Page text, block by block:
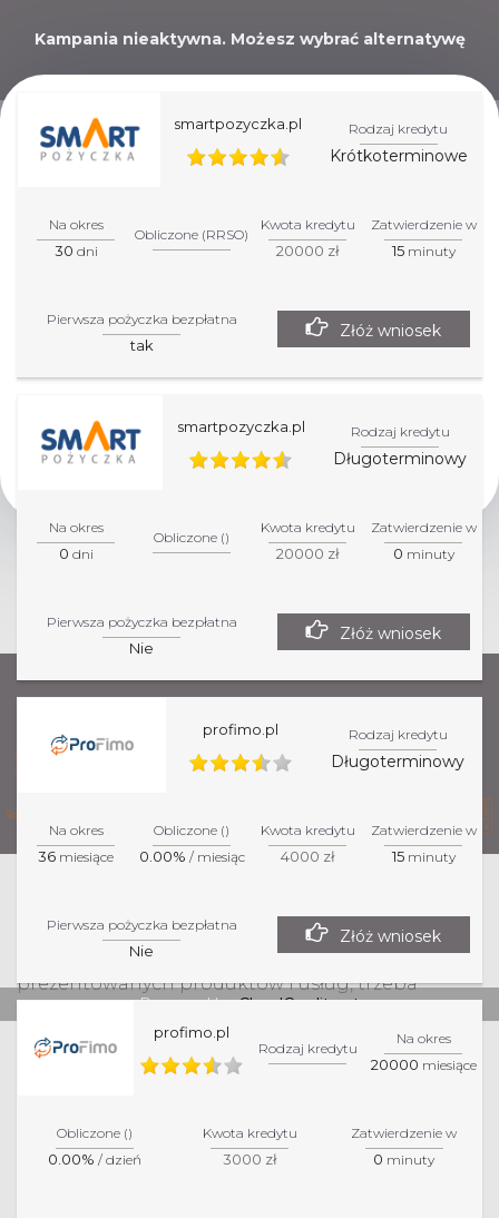
Kampania nieaktywna. Możesz wybrać alternatywę
NAJLEPSZĄ POŻYCZKĘ
NA TWOJĄ SYTUACJĘ!
smartpozyczka.pl Rodzaj kredytu
Krótkoterminowe
Na okres
30 dni
Obliczone (RRSO)
Kwota kredytu
20000 zł
Zatwierdzenie w
15minuty
Pierwsza pożyczka bezpłatna
tak
Złóż wniosek
smartpozyczka.pl Rodzaj kredytu
Długoterminowy
Na okres
0 dni
Obliczone ()
Kwota kredytu
20000 zł
Zatwierdzenie w
0 minuty
Pierwsza pożyczka bezpłatna
Nie
Złóż wniosek
profimo.pl Rodzaj kredytu
Długoterminowy
Na okres
36 miesiące
Obliczone ()
0.00% / miesiąc
Kwota kredytu
4000 zł
Zatwierdzenie w
15minuty
Pierwsza pożyczka bezpłatna
Nie
Złóż wniosek
profimo.pl
Rodzaj kredytu
Na okres
20000 miesiące
Obliczone ()
0.00% / dzień
Kwota kredytu
3000 zł
Zatwierdzenie w
0 minuty
internetowej mają charakter informacyjny. W celu
uzyskania dokładnych informacji na temat
prezentowanych produktów i usług, trzeba
Powered byCloudCredit.net